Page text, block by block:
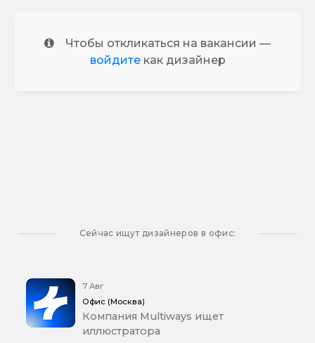
Чтобы откликаться на вакансии —
войдитекак дизайнер
Сейчас ищут дизайнеров в офис:
7 Авг
Офис (Москва)
Компания Multiways ищет
иллюстратора